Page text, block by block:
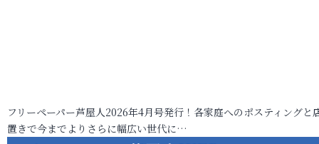
フリーペーパー芦屋人2026年4月号発行！各家庭へのポスティングと
置きで今までよりさらに幅広い世代に…